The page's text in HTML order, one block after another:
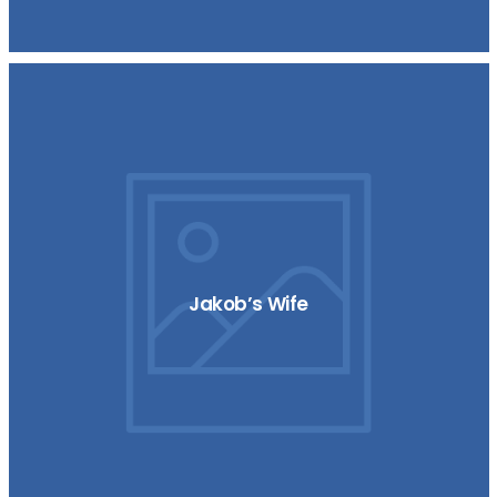
Jakob’s Wife